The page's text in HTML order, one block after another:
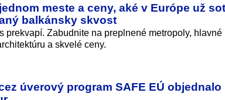
meste a ceny, aké v Európe už
balkánsky skvost
prekvapí. Zabudnite na preplnené metropoly,
a skvelé ceny.
úverový program SAFE EÚ